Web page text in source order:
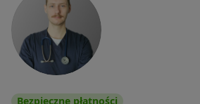
Bezpieczne płatności